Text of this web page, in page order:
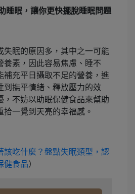
睡眠，讓你更快擺脫睡眠問題
失眠的原因多，其中之一可能
養素，因此容易焦慮、睡不
補充平日攝取不足的營養，進
到撫平情緒、釋放壓力的效
，不妨以助眠保健食品來幫助
拾一覺到天亮的幸福感。
該吃什麼？盤點失眠類型，認
健食品）